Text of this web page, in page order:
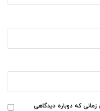
که دوباره دیدگاهی